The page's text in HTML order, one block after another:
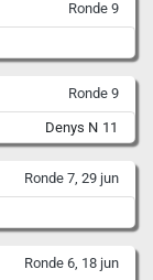
Ronde 9
Ronde 9
Denys N 11
Ronde 7, 29 jun
Ronde 6, 18 jun